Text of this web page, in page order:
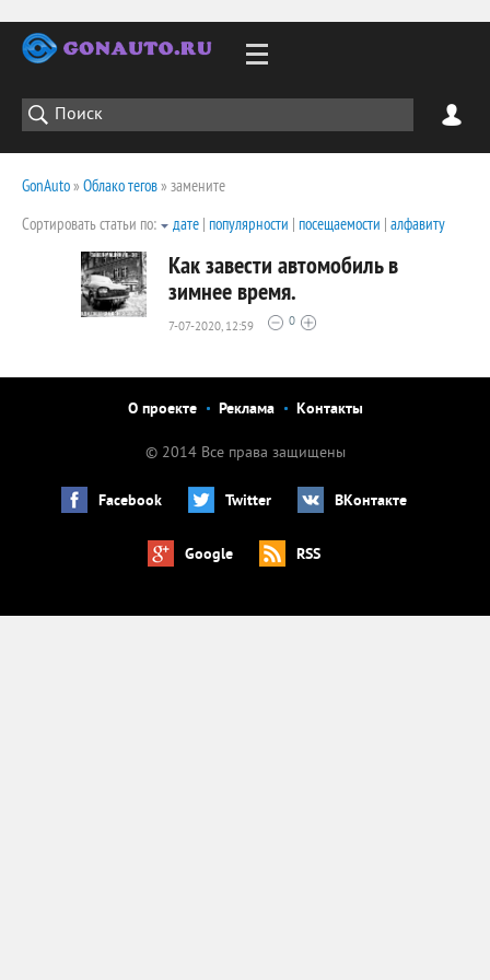
GonAuto» Облако тегов» замените
Сортировать статьи по:
дате | популярности | посещаемости | алфавиту
Как завести автомобиль в
зимнее время.
7-07-2020, 12:59 0
О проекте Реклама Контакты
© 2014 Все права защищены
Facebook Twitter ВКонтакте
Google RSS